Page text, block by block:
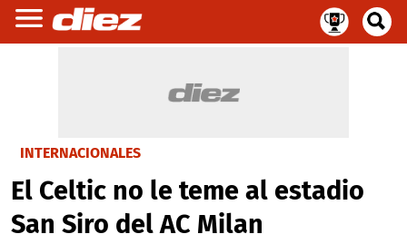
INTERNACIONALES
El Celtic no le teme al estadio
San Siro del AC Milan